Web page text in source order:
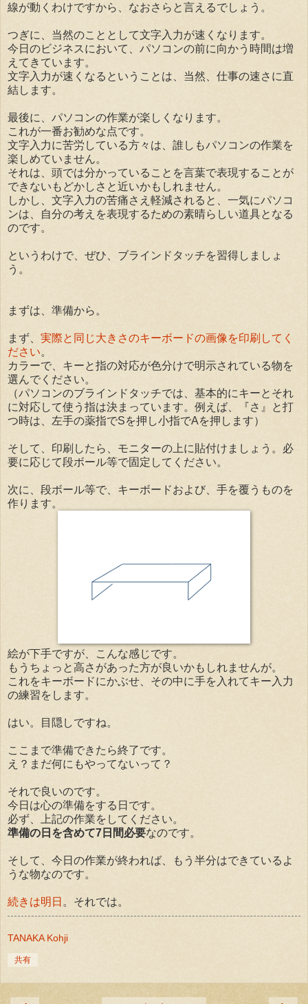
線が動くわけですから、なおさらと言えるでしょう。
つぎに、当然のこととして文字入力が速くなります。
今日のビジネスにおいて、パソコンの前に向かう時間は増
えてきています。
文字入力が速くなるということは、当然、仕事の速さに直
結します。
最後に、パソコンの作業が楽しくなります。
これが一番お勧めな点です。
文字入力に苦労している方々は、誰しもパソコンの作業を
楽しめていません。
それは、頭では分かっていることを言葉で表現することが
できないもどかしさと近いかもしれません。
しかし、文字入力の苦痛さえ軽減されると、一気にパソコ
ンは、自分の考えを表現するための素晴らしい道具となる
のです。
というわけで、ぜひ、ブラインドタッチを習得しましょ
う。
まずは、準備から。
まず、 実際と同じ大きさのキーボードの画像を印刷してく
ださい。
カラーで、キーと指の対応が色分けで明示されている物を
選んでください。
（パソコンのブラインドタッチでは、基本的にキーとそれ
に対応して使う指は決まっています。例えば、『さ』と打
つ時は、左手の薬指でSを押し小指でAを押します）
そして、印刷したら、モニターの上に貼付けましょう。必
要に応じて段ボール等で固定してください。
次に、段ボール等で、キーボードおよび、手を覆うものを
作ります。
絵が下手ですが、こんな感じです。
もうちょっと高さがあった方が良いかもしれませんが。
これをキーボードにかぶせ、その中に手を入れてキー入力
の練習をします。
はい。目隠しですね。
ここまで準備できたら終了です。
え？まだ何にもやってないって？
それで良いのです。
今日は心の準備をする日です。
必ず、上記の作業をしてください。
準備の日を含めて7日間必要なのです。
そして、今日の作業が終われば、もう半分はできているよ
うな物なのです。
続きは明日 。それでは。
TANAKA Kohji
共有